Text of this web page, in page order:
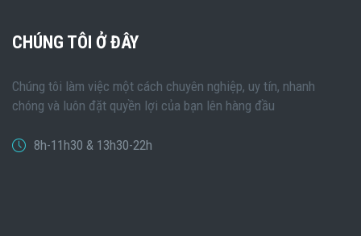
CHÚNG TÔI Ở ĐÂY
Chúng tôi làm việc một cách chuyên nghiệp, uy tín, nhanh
chóng và luôn đặt quyền lợi của bạn lên hàng đầu
8h-11h30 & 13h30-22h